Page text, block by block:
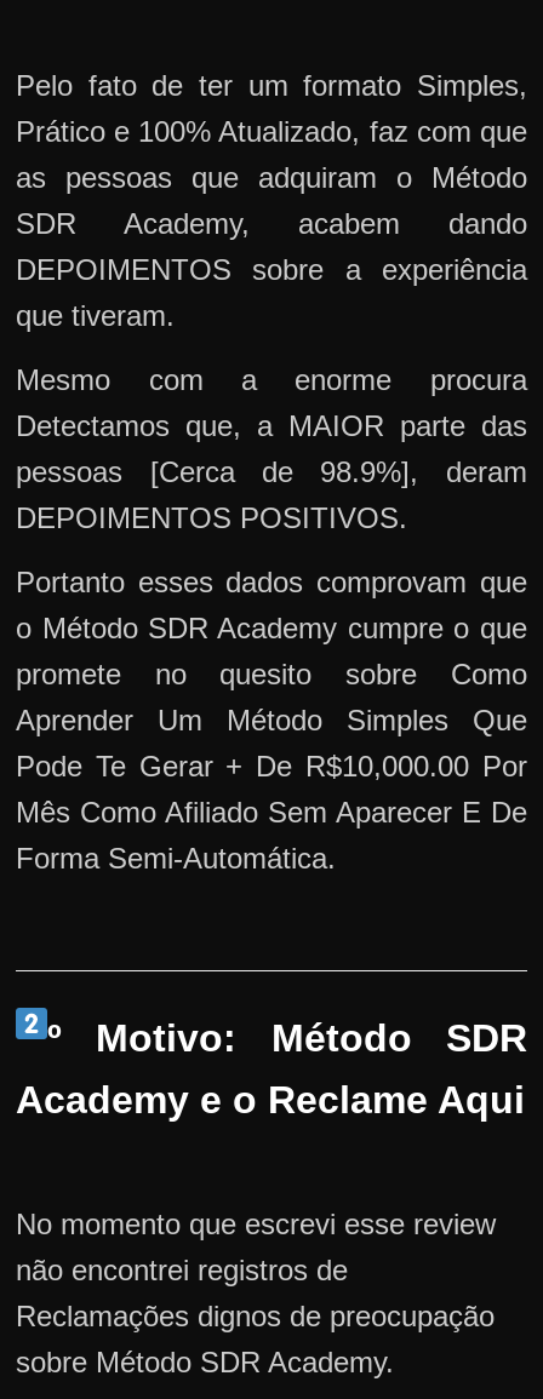
Pelo fato de ter um formato Simples,
Prático e 100% Atualizado, faz com que
as pessoas que adquiram o Método
SDR Academy, acabem dando
DEPOIMENTOS sobre a experiência
que tiveram.
Mesmo com a enorme procura
Detectamos que, a MAIOR parte das
pessoas [Cerca de 98.9%], deram
DEPOIMENTOS POSITIVOS.
Portanto esses dados comprovam que
o Método SDR Academy cumpre o que
promete no quesito sobre Como
Aprender Um Método Simples Que
Pode Te Gerar + De R$10,000.00 Por
Mês Como Afiliado Sem Aparecer E De
Forma Semi-Automática.
º Motivo: Método SDR
Academy e o Reclame Aqui
No momento que escrevi esse review
não encontrei registros de
Reclamações dignos de preocupação
sobre Método SDR Academy.